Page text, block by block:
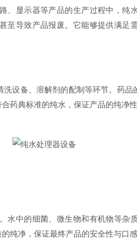
显示器等产品的生产过程中，纯
至导致产品报废。它能够提供满足
备、溶解剂的配制等环节。药品
药典标准的纯水，保证产品的纯净性
中的细菌、微生物和有机物等杂
纯净，保证最终产品的安全性与口感